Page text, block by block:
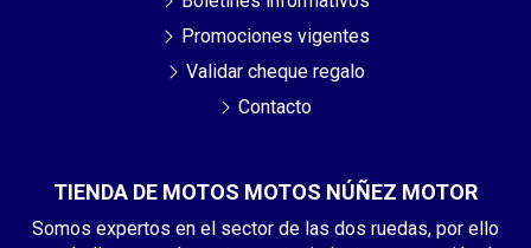
TIENDA DE MOTOS MOTOS NÚÑEZ MOTOR
Somos expertos en el sector de las dos ruedas, por ello
Promociones vigentes
Validar cheque regalo
Contacto